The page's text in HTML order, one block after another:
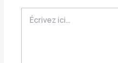
ici…